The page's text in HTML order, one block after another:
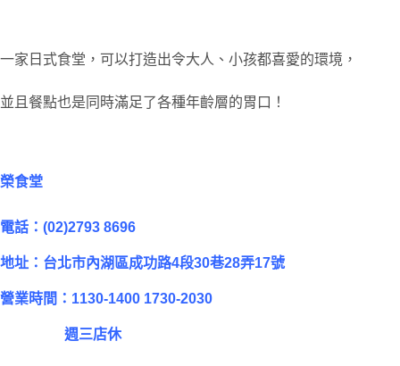
一家日式食堂，可以打造出令大人、小孩都喜愛的環境，
並且餐點也是同時滿足了各種年齡層的胃口！
榮食堂
電話：(02)2793 8696
地址：台北市內湖區成功路4段30巷28弄17號
營業時間：1130-1400 1730-2030
週三店休